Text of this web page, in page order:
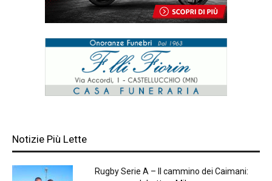
Notizie Più Lette
Rugby Serie A – Il cammino dei Caimani: